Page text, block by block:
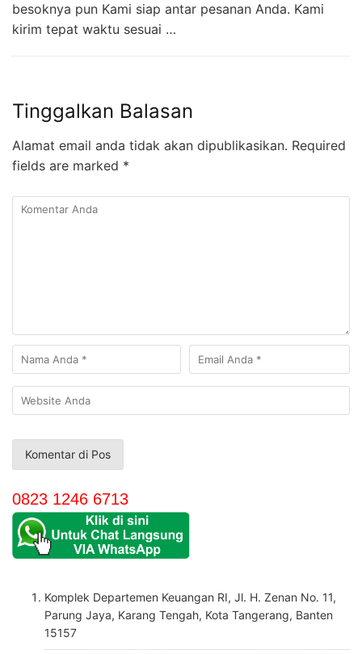
besoknya pun Kami siap antar pesanan Anda. Kami
kirim tepat waktu sesuai …
Tinggalkan Balasan
Alamat email anda tidak akan dipublikasikan. Required
fields are marked *
0823 1246 6713
Komplek Departemen Keuangan RI, Jl. H. Zenan No. 11,
Parung Jaya, Karang Tengah, Kota Tangerang, Banten
15157